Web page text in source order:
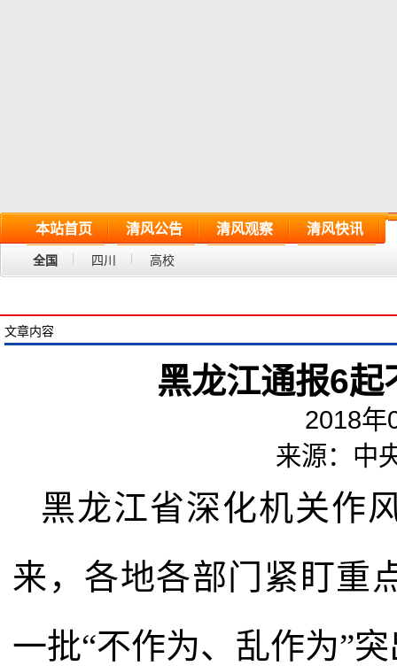
本站首页 清风公告 清风观察 清风快讯
全国 四川 高校
文章内容
黑龙江通报6起
2018
来源：中
黑龙江省深化机关作
来，各地各部门紧盯重
一批“不作为、乱作为”